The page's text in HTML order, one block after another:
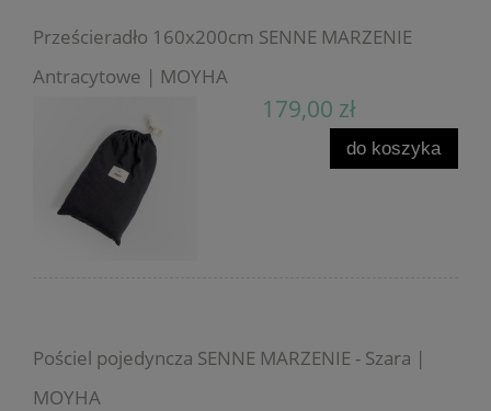
Prześcieradło 160x200cm SENNE MARZENIE
Antracytowe | MOYHA
179,00 zł
do koszyka
Pościel pojedyncza SENNE MARZENIE - Szara |
MOYHA